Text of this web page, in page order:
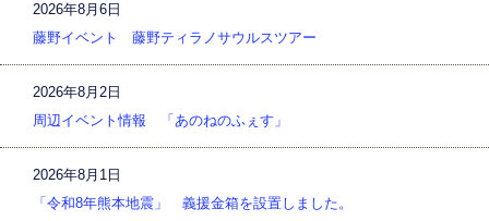
2026年8月6日
藤野イベント 藤野ティラノサウルスツアー
2026年8月2日
周辺イベント情報 「あのねのふぇす」
2026年8月1日
「令和8年熊本地震」 義援金箱を設置しました。